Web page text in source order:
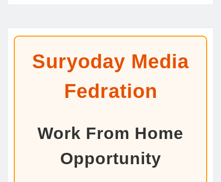
Suryoday Media
Fedration
Work From Home
Opportunity